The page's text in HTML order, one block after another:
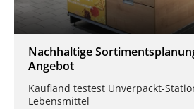
Nachhaltige
Angebot
Kaufland testest Unverpackt-
Lebensmittel